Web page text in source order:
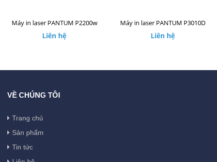
Máy in laser PANTUM P2200w
Liên hệ
Máy in laser PANTUM P3010D
Liên hệ
VỀ CHÚNG TÔI
Trang chủ
Sản phẩm
Tin tức